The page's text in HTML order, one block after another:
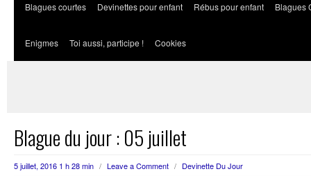
Blagues courtes Devinettes pour enfant Rébus pour enfant Blagues
Enigmes Toi aussi, participe ! Cookies
Blague du jour : 05 juillet
5 juillet, 2016 1 h 28 min / Leave a Comment / Devinette Du Jour